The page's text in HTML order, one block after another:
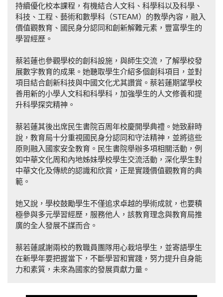
持續優化校本課程，有機結合人文科、科學科以及科學、
科技、工程、藝術和數學科（STEAM）的教學內容，融入
價值觀教育、國民身分認同和創新解難元素，豐富學生的
學習經歷。
蔡若蓮也參觀學校的創科設施，與師生交流，了解學校發
展數字教育的成果。她聽取學生介紹多個創科項目，並對
項目結合創新科技與中國文化尤其讚賞。蔡若蓮期望學校
善用新的小學人文科和科學科，加強學生的人文修養和提
升科學探究精神。
蔡若蓮其後出席民生書院百周年校慶開學典禮。她致辭時
說，教育局十分重視國民身分認同和守法精神，並將這些
原則融入國家安全教育。民生書院舉辦多項相關活動，例
如中華文化周和內地姊妹學校學生交流活動，深化學生對
中華文化及傳統的認識和欣賞，正是實踐價值觀教育的典
範。
她又說，學校鼓勵學生不僅追求卓越的學術成就，也要積
極參與多元學習經歷，服務他人，該教育理念與教育局推
廣的全人發展不謀而合。
蔡若蓮感謝兩校的教職員團隊用心栽培學生，並寄語學生
在新學年要把握當下，不斷學習和實踐，努力提升自身能
力和素質，未來為國家的發展貢獻力量。